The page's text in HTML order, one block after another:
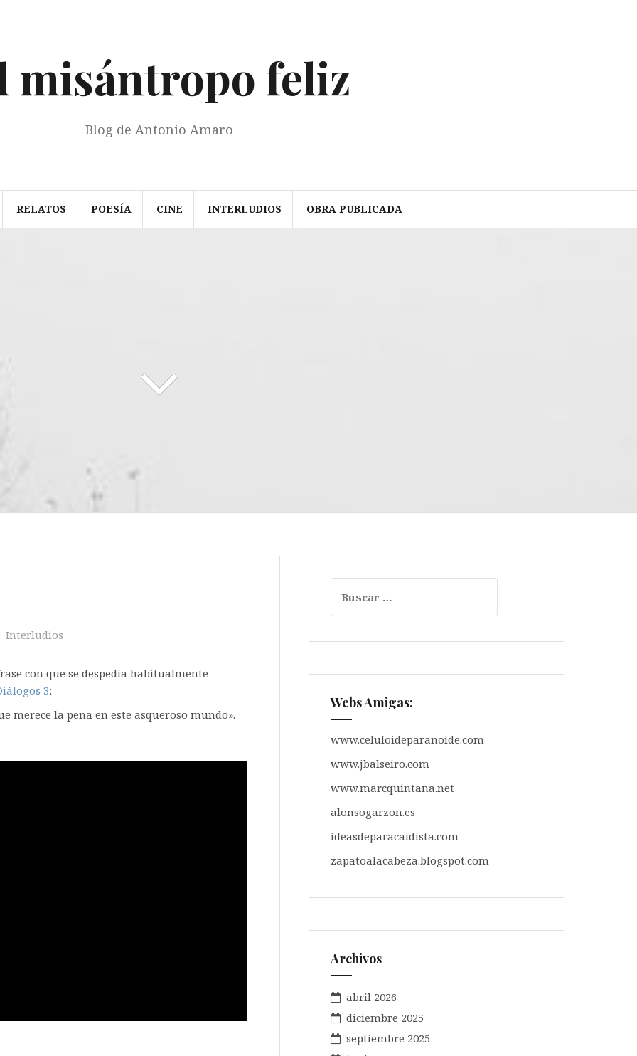
misántropo feliz
Blog de Antonio Amaro
RELATOS POESÍA CINE INTERLUDIOS OBRA PUBLICADA
Interludios
con que se despedía habitualmente
3:
merece la pena en este asqueroso mundo».
Webs Amigas:
www.celuloideparanoide.com
www.jbalseiro.com
www.marcquintana.net
alonsogarzon.es
ideasdeparacaidista.com
zapatoalacabeza.blogspot.com
Archivos
abril 2026
diciembre 2025
septiembre 2025